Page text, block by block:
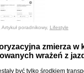
poradnikowy, Lifestyle
zmierza
wrażeń z
być tylko środkiem